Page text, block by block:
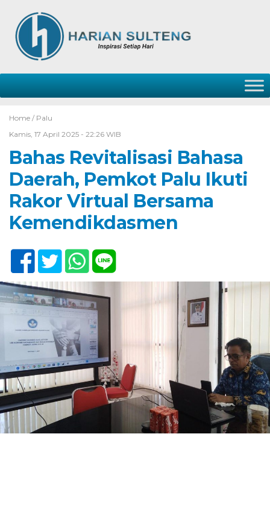
Home / Palu
Kamis, 17 April 2025 - 22:26 WIB
Bahas Revitalisasi Bahasa
Daerah, Pemkot Palu Ikuti
Rakor Virtual Bersama
Kemendikdasmen